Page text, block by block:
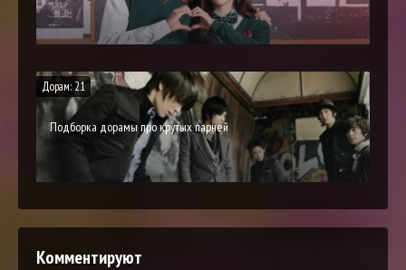
Дорам: 21
Подборка дорамы про крутых парней
Комментируют